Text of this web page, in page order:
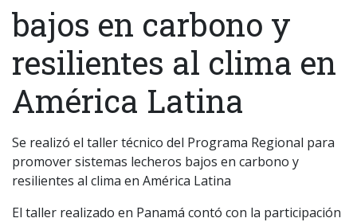
bajos en carbono y
resilientes al clima en
América Latina
Se realizó el taller técnico del Programa Regional para
promover sistemas lecheros bajos en carbono y
resilientes al clima en América Latina
El taller realizado en Panamá contó con la participación